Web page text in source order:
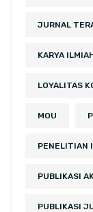
JURNAL
KARYA
LOYALITAS
MOU
PENELITIAN
PUBLIKASI
PUBLIKASI